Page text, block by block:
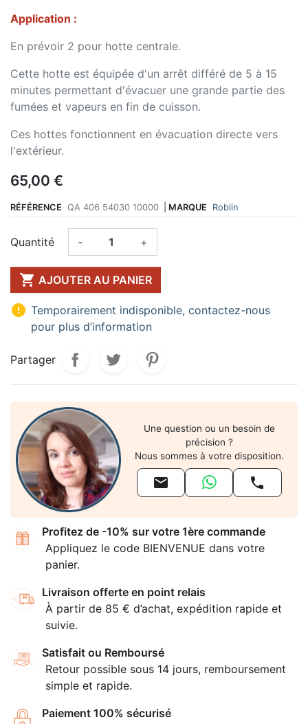
Application :
En prévoir 2 pour hotte centrale.
Cette hotte est équipée d'un arrêt différé de 5 à 15
minutes permettant d'évacuer une grande partie des
fumées et vapeurs en fin de cuisson.
Ces hottes fonctionnent en évacuation directe vers
l'extérieur.
65,00 €
RÉFÉRENCE QA 406 54030 10000 MARQUE Roblin
Quantité - +
 AJOUTER AU PANIER
 Temporairement indisponible, contactez-nous
pour plus d’information
Partager
Une question ou un besoin de
précision ?
Nous sommes à votre disposition.
 
Profitez de -10% sur votre 1ère commande
Appliquez le code BIENVENUE dans votre
panier.
Livraison offerte en point relais
À partir de 85 € d’achat, expédition rapide et
suivie.
Satisfait ou Remboursé
Retour possible sous 14 jours, remboursement
simple et rapide.
Paiement 100% sécurisé